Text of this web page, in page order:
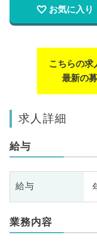
お気に入り
こちらの求
最新の
求人詳細
給与
給与
業務内容